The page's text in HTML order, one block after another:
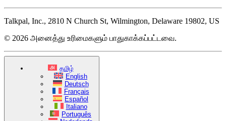
Talkpal, Inc., 2810 N Church St, Wilmington, Delaware 19802, US
© 2026 அனைத்து உரிமைகளும் பாதுகாக்கப்பட்டவை.
தமிழ்
English
Deutsch
Français
Español
Italiano
Português